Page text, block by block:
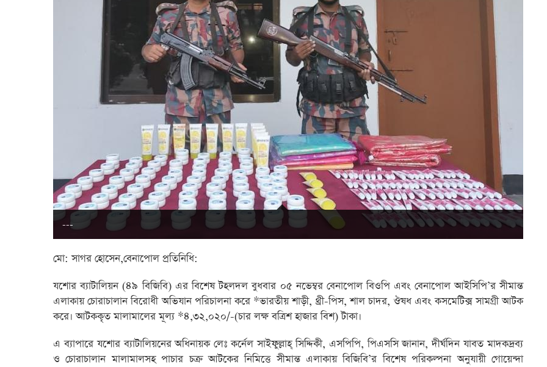
---
মো: সাগর হোসেন,বেনাপোল প্রতিনিধি:
যশোর ব্যাটালিয়ন (৪৯ বিজিবি) এর বিশেষ টহলদল বুধবার ০৫ নভেম্বর বেনাপোল বিওপি এবং বেনাপোল আইসিপি’র সীমান্ত
এলাকায় চোরাচালান বিরোধী অভিযান পরিচালনা করে *ভারতীয় শাড়ী, থ্রী-পিস, শাল চাদর, ঔষধ এবং কসমেটিক্স সামগ্রী আটক
করে। আটককৃত মালামালের মূল্য *৪,৩২,০২০/-(চার লক্ষ বত্রিশ হাজার বিশ) টাকা।
এ ব্যাপারে যশোর ব্যাটালিয়নের অধিনায়ক লেঃ কর্নেল সাইফুল্লাহ্ সিদ্দিকী, এসপিপি, পিএসসি জানান, দীর্ঘদিন যাবত মাদকদ্রব্য
ও চোরাচালান মালামালসহ পাচার চক্র আটকের নিমিত্তে সীমান্ত এলাকায় বিজিবি’র বিশেষ পরিকল্পনা অনুযায়ী গোয়েন্দা